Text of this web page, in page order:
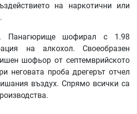
на наркотични или
Панагюрище шофирал с 1.98
на алкохол. Своеобразен
шофьор от септемврийското
неговата проба дрегерът отчел
въздух. Спрямо всички са